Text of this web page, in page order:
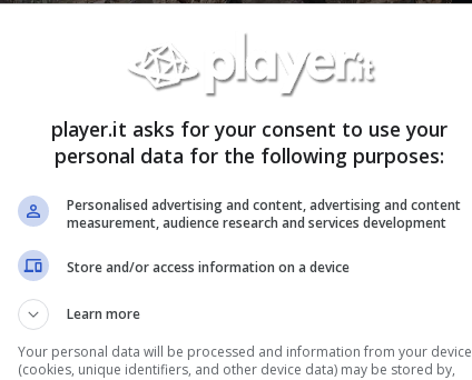
lezione di storia antica.
c’è una premessa da fare. Sappiamo bene
anni (soprattutto negli ultimi due episodi),
di Ezio Auditore da Firenze siano ancora
sempre mantenuto inalterato nei suoi vari
player.it asks for your consent to use your
personal data for the following purposes:
Personalised advertising and content, advertising and content
measurement, audience research and services development
Store and/or access information on a device
Learn more
Your personal data will be processed and information from your device
(cookies, unique identifiers, and other device data) may be stored by,